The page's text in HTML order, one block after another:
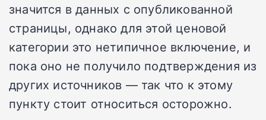
значится в данных с опубликованной
страницы, однако для этой ценовой
категории это нетипичное включение, и
пока оно не получило подтверждения из
других источников — так что к этому
пункту стоит относиться осторожно.